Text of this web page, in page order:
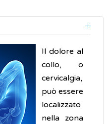
Il dolore al
collo, o
cervicalgia,
può essere
localizzato
nella zona